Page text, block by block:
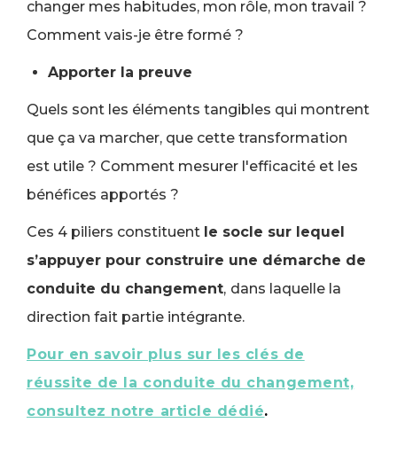
changer mes habitudes, mon rôle, mon travail ?
Comment vais-je être formé ?
Apporter la preuve
Quels sont les éléments tangibles qui montrent
que ça va marcher, que cette transformation
est utile ? Comment mesurer l'efficacité et les
bénéfices apportés ?
Ces 4 piliers constituent le socle sur lequel
s’appuyer pour construire une démarche de
conduite du changement, dans laquelle la
direction fait partie intégrante.
Pour en savoir plus sur les clés de
réussite de la conduite du changement,
consultez notre article dédié.